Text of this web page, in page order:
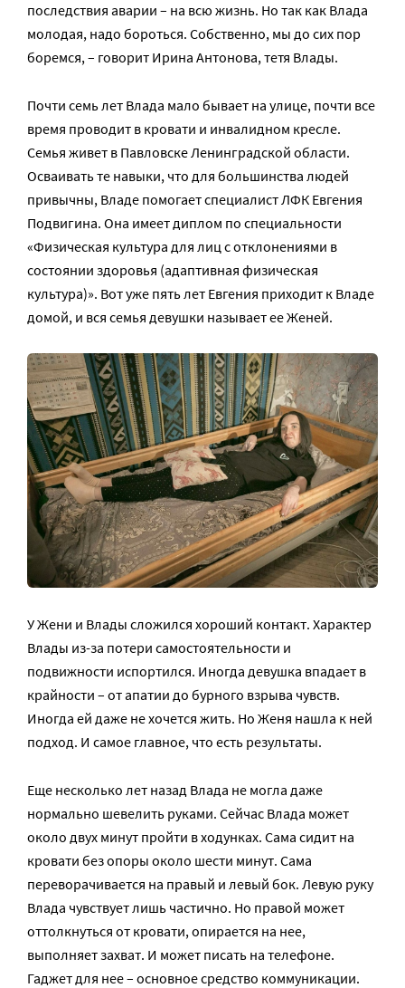
последствия аварии – на всю жизнь. Но так как Влада
молодая, надо бороться. Собственно, мы до сих пор
боремся, – говорит Ирина Антонова, тетя Влады.
Почти семь лет Влада мало бывает на улице, почти все
время проводит в кровати и инвалидном кресле.
Семья живет в Павловске Ленинградской области.
Осваивать те навыки, что для большинства людей
привычны, Владе помогает специалист ЛФК Евгения
Подвигина. Она имеет диплом по специальности
«Физическая культура для лиц с отклонениями в
состоянии здоровья (адаптивная физическая
культура)». Вот уже пять лет Евгения приходит к Владе
домой, и вся семья девушки называет ее Женей.
У Жени и Влады сложился хороший контакт. Характер
Влады из-за потери самостоятельности и
подвижности испортился. Иногда девушка впадает в
крайности – от апатии до бурного взрыва чувств.
Иногда ей даже не хочется жить. Но Женя нашла к ней
подход. И самое главное, что есть результаты.
Еще несколько лет назад Влада не могла даже
нормально шевелить руками. Сейчас Влада может
около двух минут пройти в ходунках. Сама сидит на
кровати без опоры около шести минут. Сама
переворачивается на правый и левый бок. Левую руку
Влада чувствует лишь частично. Но правой может
оттолкнуться от кровати, опирается на нее,
выполняет захват. И может писать на телефоне.
Гаджет для нее – основное средство коммуникации.